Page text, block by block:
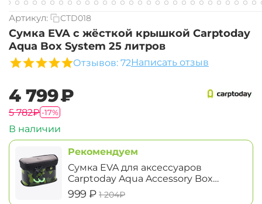
Артикул: CTD018
Сумка EVA с жёсткой крышкой Carptoday
Aqua Box System 25 литров
Отзывов: 72Написать отзыв
‍4 799‍₽
‍5 782‍₽-17%
В наличии
Рекомендуем
Сумка EVA для аксессуаров
Carptoday Aqua Accessory Box
System маленькая
‍999‍ ₽ ‍1 204‍₽